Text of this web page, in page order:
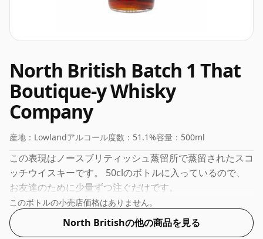
North British Batch 1 That
Boutique-y Whisky
Company
産地： Lowlandアルコール度数： 51.1%容量： 500ml
この表現はノースブリティッシュ蒸留所で蒸留されたスコ
ッチウイスキーです。 50clのボトルに入っているので、
お友達のために少量ずつ注ぐだけです。
このボトルの小売店価格はありません。
North Britishの他の商品を見る